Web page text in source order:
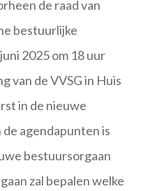
de raad van
bestuurlijke
2025 om 18 uur
van de VVSG in Huis
in de nieuwe
agendapunten is
bestuursorgaan
zal bepalen welke